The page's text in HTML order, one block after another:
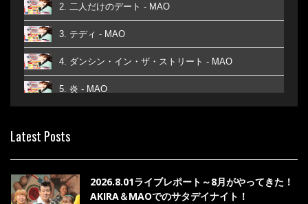
2. 二人だけのデート - MAO
3. テディ - MAO
4. ダンシン・イン・ザ・ストリート - MAO
5. 炎 - MAO
7. ベストフレンド - MAO
Latest Posts
2026.8.01ライブレポート～8月がやってきた！
AKIRA＆MAOでのサタデイナイト！